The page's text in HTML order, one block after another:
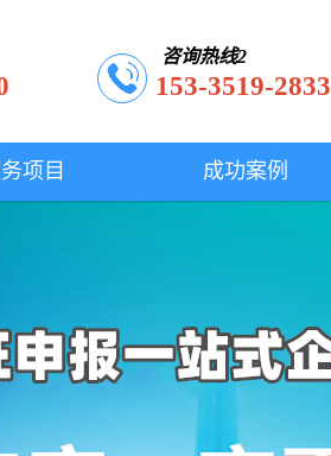
咨询热线2
153-3519-2833
项目 成功案例